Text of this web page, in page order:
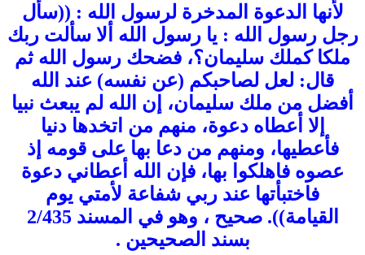
لأنها الدعوة المدخرة لرسول الله : ((سأل
رجل رسول الله : يا رسول الله ألا سألت ربك
ملكا كملك سليمان؟، فضحك رسول الله ثم
قال: لعل لصاحبكم (عن نفسه) عند الله
أفضل من ملك سليمان، إن الله لم يبعث نبيا
إلا أعطاه دعوة، منهم من اتخدها دنيا
فأعطيها، ومنهم من دعا بها على قومه إذ
عصوه فاهلكوا بها، فإن الله أعطاني دعوة
فاختبأتها عند ربي شفاعة لأمتي يوم
القيامة)). صحيح ، وهو في المسند 2/435
بسند الصحيحين .